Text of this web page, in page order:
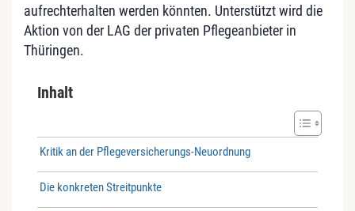
aufrechterhalten werden könnten. Unterstützt wird die
Aktion von der LAG der privaten Pflegeanbieter in
Thüringen.
Inhalt
Kritik an der Pflegeversicherungs-Neuordnung
Die konkreten Streitpunkte